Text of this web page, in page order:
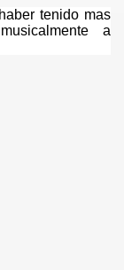
tenido mas
a